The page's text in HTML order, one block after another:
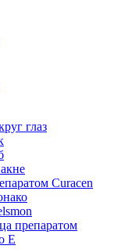
глаз
Curacen
препаратом
E